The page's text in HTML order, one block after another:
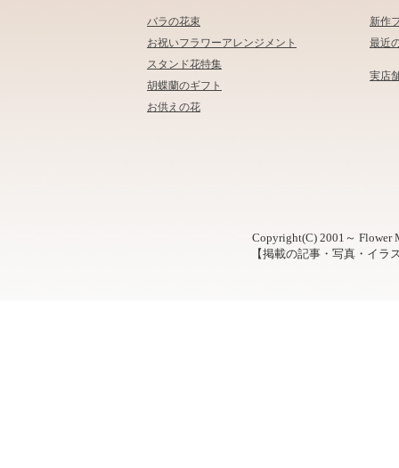
バラの花束
お祝いフラワーアレンジメント
スタンド花特集
胡蝶蘭のギフト
お供えの花
新作
最近
実店
Copyright(C) 2001～ Flower
【掲載の記事・写真・イ